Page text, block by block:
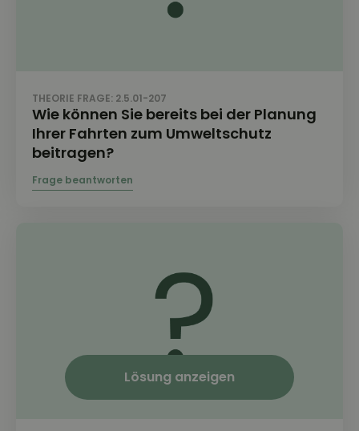
Lösung anzeigen
THEORIE FRAGE: 2.5.01-207
Wie können Sie bereits bei der Planung
Ihrer Fahrten zum Umweltschutz
beitragen?